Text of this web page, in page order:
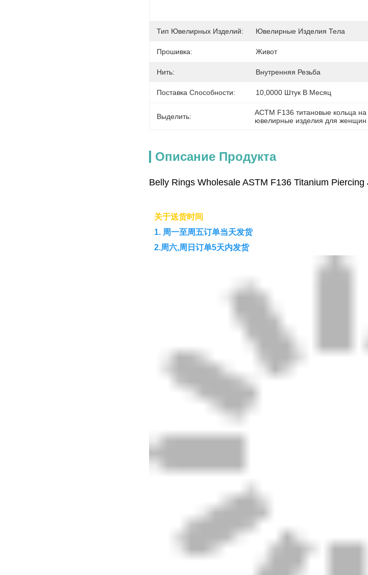
Тип Ювелирных Изделий: Ювелирные Изделия Тела
Прошивка: Живот
Нить: Внутренняя Резьба
Поставка Способности: 10,0000 Штук В Месяц
Выделить: АСТМ F136 титановые кольца на
ювелирные изделия для женщин
Описание Продукта
Belly Rings Wholesale ASTM F136 Titanium
关于送货时间
1. 周一至周五订单当天发货
2.周六,周日订单5天内发货